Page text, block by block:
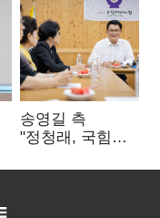
송영길 측
"정청래, 국힘
민주당 대표로